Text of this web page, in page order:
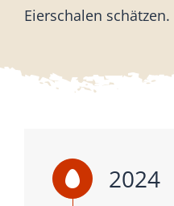
Eierschalen schätzen.
2024